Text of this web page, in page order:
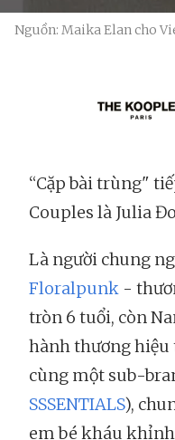
Nguồn: Maika Elan cho
“Cặp bài trùng"
Couples là Julia
Là người chung
Floralpunk -
tròn 6 tuổi, còn
hành thương
cùng một sub-
SSSENTIALS),
em bé kháu